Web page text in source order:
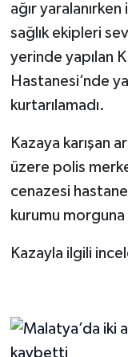
ağır
sağlık ekipleri
yerinde yapılan
Hastanesi’nde
kurtarılamadı.
Kazaya karışan
üzere polis
cenazesi
kurumu morguna
Kazayla ilgili